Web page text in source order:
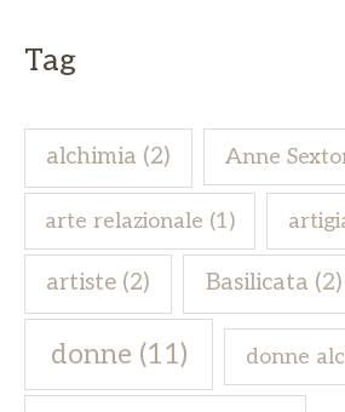
Tag
alchimia (2) Anne
arte relazionale (1)
artiste (2) Basilicata (2)
donne (11) donne